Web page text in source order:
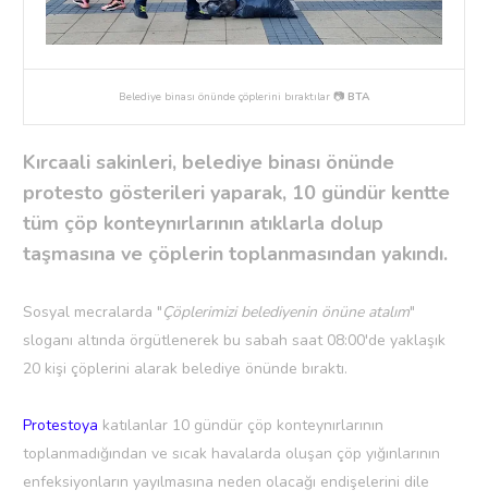
Belediye binası önünde çöplerini bıraktılar 📷 BTA
Kırcaali sakinleri, belediye binası önünde
protesto gösterileri yaparak, 10 gündür kentte
tüm çöp konteynırlarının atıklarla dolup
taşmasına ve çöplerin toplanmasından yakındı.
Sosyal mecralarda "Çöplerimizi belediyenin önüne atalım"
sloganı altında örgütlenerek bu sabah saat 08:00'de yaklaşık
20 kişi çöplerini alarak belediye önünde bıraktı.
Protestoya katılanlar 10 gündür çöp konteynırlarının
toplanmadığından ve sıcak havalarda oluşan çöp yığınlarının
enfeksiyonların yayılmasına neden olacağı endişelerini dile